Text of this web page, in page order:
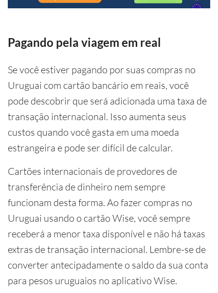
Pagando pela viagem em real
Se você estiver pagando por suas compras no
Uruguai com cartão bancário em reais, você
pode descobrir que será adicionada uma taxa de
transação internacional. Isso aumenta seus
custos quando você gasta em uma moeda
estrangeira e pode ser difícil de calcular.
Cartões internacionais de provedores de
transferência de dinheiro nem sempre
funcionam desta forma. Ao fazer compras no
Uruguai usando o cartão Wise, você sempre
receberá a menor taxa disponível e não há taxas
extras de transação internacional. Lembre-se de
converter antecipadamente o saldo da sua conta
para pesos uruguaios no aplicativo Wise.